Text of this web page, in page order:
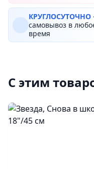
КРУГЛОСУТОЧНО
самовывоз в
время
С этим